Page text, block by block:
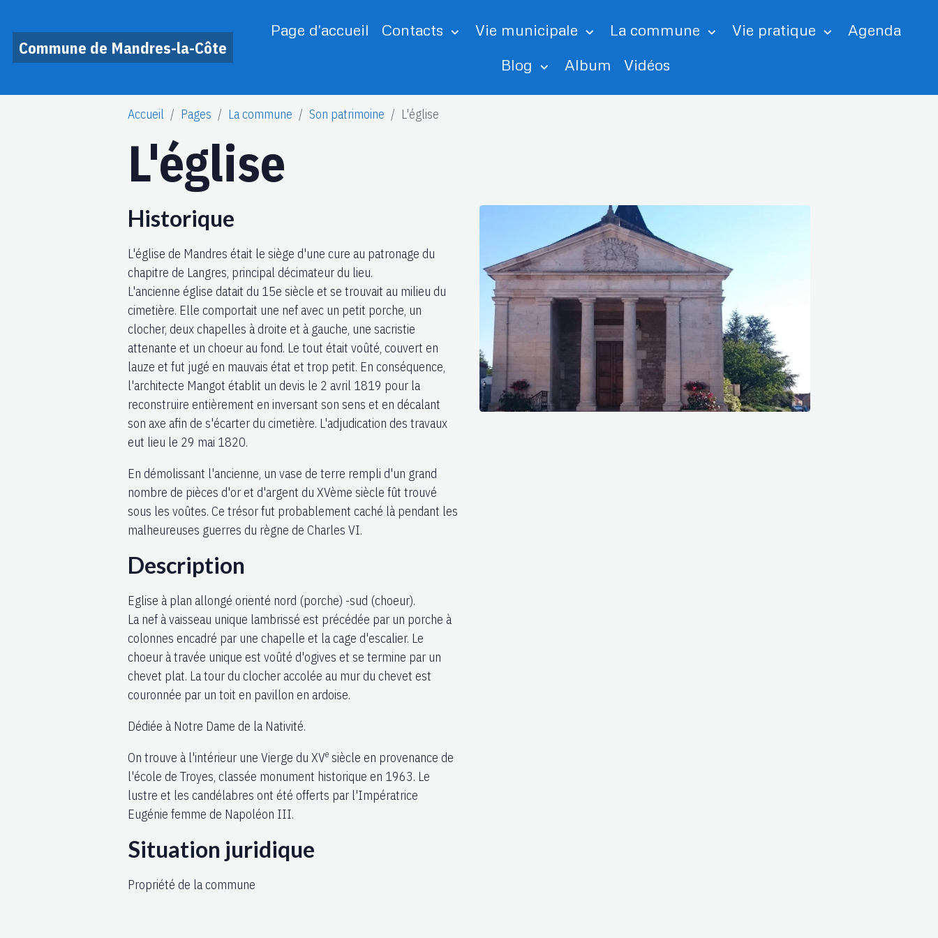
Commune de Mandres-la-Côte
Page d'accueil Contacts Vie municipale La commune Vie pratique
Agenda
Blog
Album Vidéos
Accueil Pages La commune Son patrimoine L'église
L'église
Historique
L'église de Mandres était le siège d'une cure au patronage du
chapitre de Langres, principal décimateur du lieu.
L'ancienne église datait du 15e siècle et se trouvait au milieu du
cimetière. Elle comportait une nef avec un petit porche, un
clocher, deux chapelles à droite et à gauche, une sacristie
attenante et un choeur au fond. Le tout était voûté, couvert en
lauze et fut jugé en mauvais état et trop petit. En conséquence,
l'architecte Mangot établit un devis le 2 avril 1819 pour la
reconstruire entièrement en inversant son sens et en décalant
son axe afin de s'écarter du cimetière. L'adjudication des travaux
eut lieu le 29 mai 1820.
En démolissant l'ancienne, un vase de terre rempli d'un grand
nombre de pièces d'or et d'argent du XVème siècle fût trouvé
sous les voûtes. Ce trésor fut probablement caché là pendant les
malheureuses guerres du règne de Charles VI.
Description
Eglise à plan allongé orienté nord (porche) -sud (choeur).
La nef à vaisseau unique lambrissé est précédée par un porche à
colonnes encadré par une chapelle et la cage d'escalier. Le
choeur à travée unique est voûté d'ogives et se termine par un
chevet plat. La tour du clocher accolée au mur du chevet est
couronnée par un toit en pavillon en ardoise.
Dédiée à Notre Dame de la Nativité.
On trouve à l'intérieur une Vierge du XVe siècle en provenance de
l'école de Troyes, classée monument historique en 1963. Le
lustre et les candélabres ont été offerts par l'Impératrice
Eugénie femme de Napoléon III.
Situation juridique
Propriété de la commune